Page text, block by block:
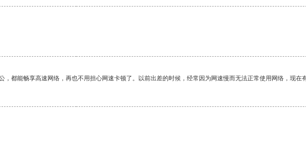
都能畅享高速网络，再也不用担心网速卡顿了。以前出差的时候，经常因为网速慢而无法正常使用网络，现在